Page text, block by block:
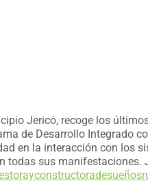
Jericó, recoge los
de Desarrollo Integrado
en la interacción con los
todas sus manifestaciones.